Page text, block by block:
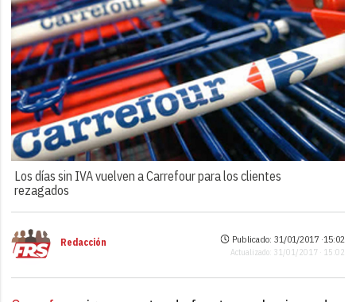
Los días sin IVA vuelven a Carrefour para los clientes
rezagados
Redacción Publicado: 31/01/2017 ·15:02
Actualizado: 31/01/2017 · 15:02